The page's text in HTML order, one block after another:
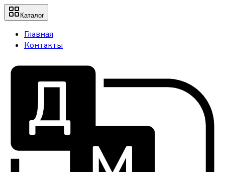
Каталог
Главная
Контакты